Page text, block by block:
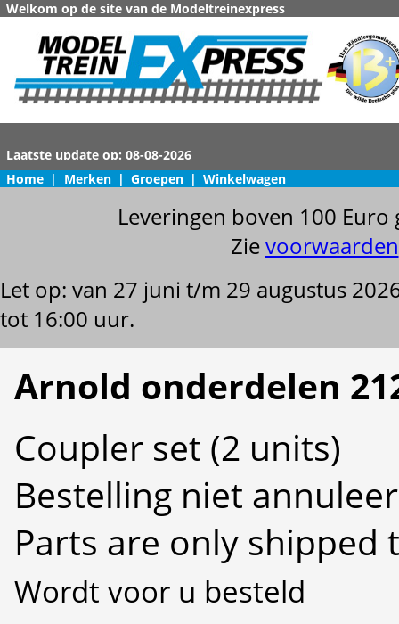
Welkom op de site van de Modeltreinexpress
Home | Merken | Groepen | Winkelwagen
Leveringen boven 100
Zievoorwaarden
Let op: van 27 juni t/m 29 augustus
tot 16:00 uur.
Arnold onderdelen
Coupler set (2 units)
Bestelling niet
Parts are only shipped
Wordt voor u besteld